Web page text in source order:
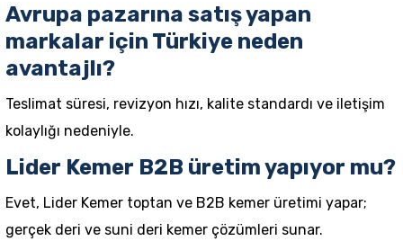
Avrupa pazarına satış yapan
markalar için Türkiye neden
avantajlı?
Teslimat süresi, revizyon hızı, kalite standardı ve iletişim
kolaylığı nedeniyle.
Lider Kemer B2B üretim yapıyor mu?
Evet, Lider Kemer toptan ve B2B kemer üretimi yapar;
gerçek deri ve suni deri kemer çözümleri sunar.